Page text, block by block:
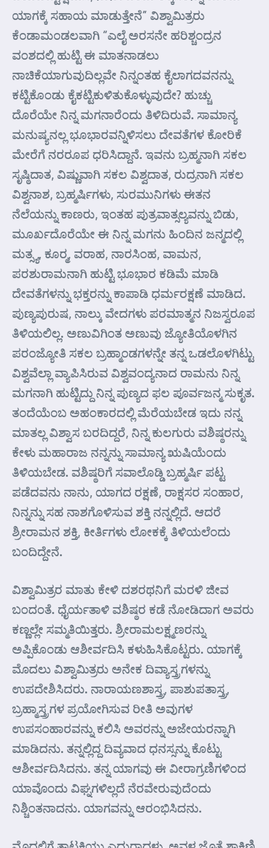
ಯಾಗಕ್ಕೆ ಸಹಾಯ ಮಾಡುತ್ತೇನೆ” ವಿಶ್ವಾಮಿತ್ರರು
ಕೆಂಡಾಮಂಡಲವಾಗಿ “ಎಲೈ ಅರಸನೇ ಹರಿಶ್ಚಂದ್ರನ
ವಂಶದಲ್ಲಿ ಹುಟ್ಟಿ ಈ ಮಾತನಾಡಲು
ನಾಚಿಕೆಯಾಗುವುದಿಲ್ಲವೇ ನಿನ್ನಂತಹ ಕೈಲಾಗದವನನ್ನು
ಕಟ್ಟಿಕೊಂಡು ಕೈಕಟ್ಟಿಕುಳಿತುಕೊಳ್ಳುವುದೇ? ಹುಚ್ಚು
ದೊರೆಯೇ ನಿನ್ನ ಮಗನಾರೆಂದು ತಿಳಿದಿರುವೆ. ಸಾಮಾನ್ಯ
ಮನುಷ್ಯನಲ್ಲ ಭೂಭಾರವನ್ನಿಳಿಸಲು ದೇವತೆಗಳ ಕೋರಿಕೆ
ಮೇರೆಗೆ ನರರೂಪ ಧರಿಸಿದ್ದಾನೆ. ಇವನು ಬ್ರಹ್ಮನಾಗಿ ಸಕಲ
ಸೃಷ್ಠಿದಾತ, ವಿಷ್ಣುವಾಗಿ ಸಕಲ ವಿಶ್ವದಾತ, ರುದ್ರನಾಗಿ ಸಕಲ
ವಿಶ್ವನಾಶ, ಬ್ರಹ್ಮರ್ಷಿಗಳು, ಸುರಮುನಿಗಳು ಈತನ
ನೆಲೆಯನ್ನು ಕಾಣರು, ಇಂತಹ ಪುತ್ರವಾತ್ಸಲ್ಯವನ್ನು ಬಿಡು,
ಮೂರ್ಖದೊರೆಯೇ ಈ ನಿನ್ನ ಮಗನು ಹಿಂದಿನ ಜನ್ಮದಲ್ಲಿ
ಮತ್ಸ್ಯ, ಕೂರ್‍ಮ, ವರಾಹ, ನಾರಸಿಂಹ, ವಾಮನ,
ಪರಶುರಾಮನಾಗಿ ಹುಟ್ಟಿ ಭೂಭಾರ ಕಡಿಮೆ ಮಾಡಿ
ದೇವತೆಗಳನ್ನು ಭಕ್ತರನ್ನು ಕಾಪಾಡಿ ಧರ್ಮರಕ್ಷಣೆ ಮಾಡಿದ.
ಪುಣ್ಯಪುರುಷ, ನಾಲ್ಕು ವೇದಗಳು ಪರಮಾತ್ಮನ ನಿಜಸ್ವರೂಪ
ತಿಳಿಯಲಿಲ್ಲ. ಅಣುವಿಗಿಂತ ಅಣುವು ಜ್ಯೋತಿಯೊಳಗಿನ
ಪರಂಜ್ಯೋತಿ ಸಕಲ ಬ್ರಹ್ಮಾಂಡಗಳನ್ನೇ ತನ್ನ ಒಡಲೊಳಗಿಟ್ಟು
ವಿಶ್ವವೆಲ್ಲಾ ವ್ಯಾಪಿಸಿರುವ ವಿಶ್ವವಂದ್ಯನಾದ ರಾಮನು ನಿನ್ನ
ಮಗನಾಗಿ ಹುಟ್ಟಿದ್ದು ನಿನ್ನ ಪುಣ್ಯದ ಫಲ ಪೂರ್ವಜನ್ಮ ಸುಕೃತ.
ತಂದೆಯೆಂಬ ಅಹಂಕಾರದಲ್ಲಿ ಮೆರೆಯಬೇಡ ಇದು ನನ್ನ
ಮಾತಲ್ಲ ವಿಶ್ವಾಸ ಬರದಿದ್ದರೆ, ನಿನ್ನ ಕುಲಗುರು ವಶಿಷ್ಠರನ್ನು
ಕೇಳು ಮಹಾರಾಜ ನನ್ನನ್ನು ಸಾಮಾನ್ಯ ಋಷಿಯೆಂದು
ತಿಳಿಯಬೇಡ. ವಶಿಷ್ಠರಿಗೆ ಸವಾಲೊಡ್ಡಿ ಬ್ರಹ್ಮರ್ಷಿ ಪಟ್ಟ
ಪಡೆದವನು ನಾನು, ಯಾಗದ ರಕ್ಷಣೆ, ರಾಕ್ಷಸರ ಸಂಹಾರ,
ನಿನ್ನನ್ನು ಸಹ ನಾಶಗೊಳಿಸುವ ಶಕ್ತಿ ನನ್ನಲ್ಲಿದೆ. ಆದರೆ
ಶ್ರೀರಾಮನ ಶಕ್ತಿ, ಕೀರ್ತಿಗಳು ಲೋಕಕ್ಕೆ ತಿಳಿಯಲೆಂದು
ಬಂದಿದ್ದೇನೆ.
ವಿಶ್ವಾಮಿತ್ರರ ಮಾತು ಕೇಳಿ ದಶರಥನಿಗೆ ಮರಳಿ ಜೀವ
ಬಂದಂತೆ. ಧೈರ್ಯತಾಳಿ ವಶಿಷ್ಠರ ಕಡೆ ನೋಡಿದಾಗ ಅವರು
ಕಣ್ಣಲ್ಲೇ ಸಮ್ಮತಿಯಿತ್ತರು. ಶ್ರೀರಾಮಲಕ್ಷ್ಮಣರನ್ನು
ಅಪ್ಪಿಕೊಂಡು ಆಶೀರ್ವದಿಸಿ ಕಳುಹಿಸಿಕೊಟ್ಟರು. ಯಾಗಕ್ಕೆ
ಮೊದಲು ವಿಶ್ವಾಮಿತ್ರರು ಅನೇಕ ದಿವ್ಯಾಸ್ತ್ರಗಳನ್ನು
ಉಪದೇಶಿಸಿದರು. ನಾರಾಯಣಶಾಸ್ತ್ರ, ಪಾಶುಪತಾಸ್ತ್ರ,
ಬ್ರಹ್ಮಾಸ್ತ್ರಗಳ ಪ್ರಯೋಗಿಸುವ ರೀತಿ ಅವುಗಳ
ಉಪಸಂಹಾರವನ್ನು ಕಲಿಸಿ ಅವರನ್ನು ಅಜೇಯರನ್ನಾಗಿ
ಮಾಡಿದನು. ತನ್ನಲ್ಲಿದ್ದ ದಿವ್ಯವಾದ ಧನಸ್ಸನ್ನು ಕೊಟ್ಟು
ಆಶೀರ್ವದಿಸಿದನು. ತನ್ನ ಯಾಗವು ಈ ವೀರಾಗ್ರಣಿಗಳಿಂದ
ಯಾವೊಂದು ವಿಘ್ನಗಳಿಲ್ಲದೆ ನೆರವೇರುವುದೆಂದು
ನಿಶ್ಚಿಂತನಾದನು. ಯಾಗವನ್ನು ಆರಂಭಿಸಿದನು.